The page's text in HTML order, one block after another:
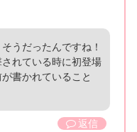
うだったんですね！
れている時に初登場
書かれていること
返信